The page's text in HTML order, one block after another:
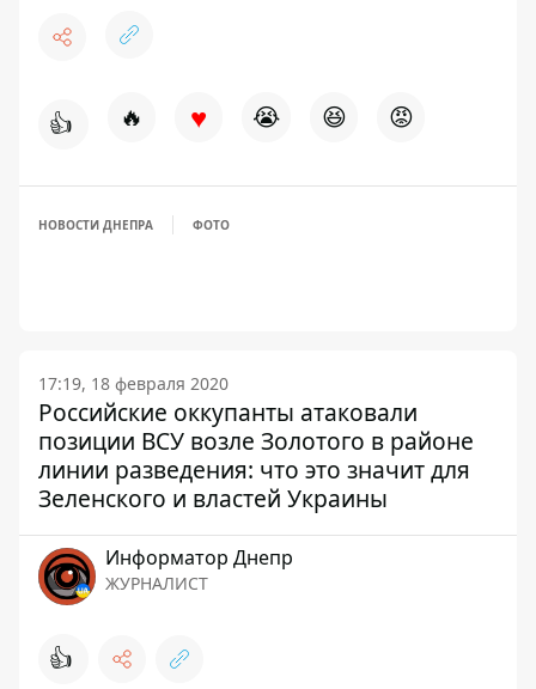
👍 🔥 ♥ 😭 😆 😡
НОВОСТИ ДНЕПРА ФОТО
17:19, 18 февраля 2020
Российские оккупанты атаковали
позиции ВСУ возле Золотого в районе
линии разведения: что это значит для
Зеленского и властей Украины
Информатор Днепр
ЖУРНАЛИСТ
👍